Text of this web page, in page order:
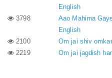
English
3798
Aao Mahima
English
2100
Om jai shiv
2219
Om jai jagdish